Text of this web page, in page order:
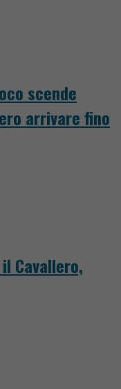
scende
arrivare fino
Cavallero,